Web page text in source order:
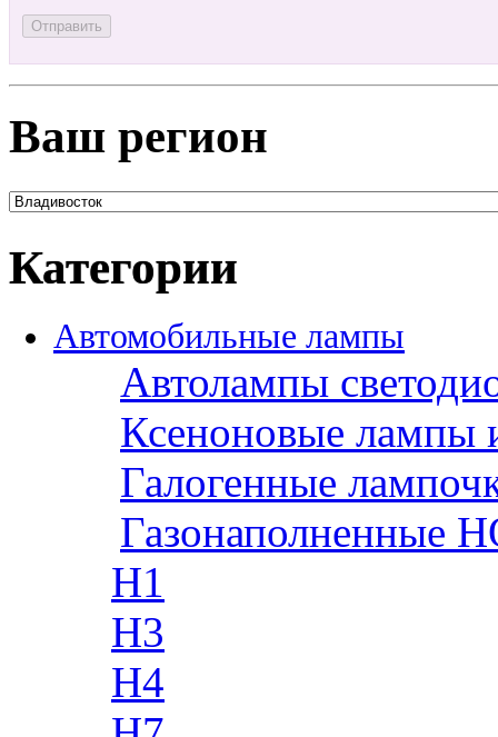
Ваш регион
Категории
Автомобильные лампы
Автолампы
Ксеноновые лампы
Галогенные
Газонаполненные
H1
H3
H4